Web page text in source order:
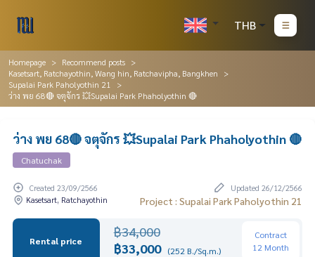
THB
Homepage
Recommend posts
Kasetsart, Ratchayothin, Wang hin, Ratchavipha, Bangkhen
Supalai Park Paholyothin 21
ว่าง พย 68🔴 จตุจักร 💥Supalai Park Phaholyothin 🔴
ว่าง พย 68🔴 จตุจักร 💥Supalai Park Phaholyothin 🔴
Chatuchak
Created 23/09/2566
Updated 26/12/2566
Kasetsart, Ratchayothin
Project : Supalai Park Paholyothin 21
Rental price
฿34,000
฿33,000 (252 B./Sq.m.)
Contract
12 Month